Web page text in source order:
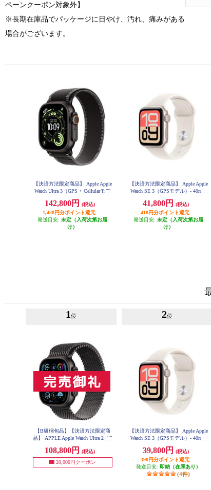
ペーンクーポン対象外】
※長期在庫品でパッケージに日やけ、汚れ、痛みがある
場合がございます。
【決済方法限定商品】 Apple Apple
Watch Ultra 3（GPS + Cellularモデ
ースとブラック/チャコールトレイ
ルループ - S/M MF1D4J-A
142,800円
(税込)
1,428円分ポイント還元
発送目安: 未定（入荷次第お届
け）
【決済方法限定商品】 Apple Apple
Watch SE 3（GPSモデル）- 40mm
とスターライトスポーツバンド -
M/L MEH54J-A
41,800円
(税込)
418円分ポイント還元
発送目安: 未定（入荷次第お届
け）
1 位
【B級梱包品】【決済方法限定商
品】 APPLE Apple Watch Ultra 2（G
ックチタニウムケースとブラック
チタニウムミラネーゼループ - L
MX5V3J-A
108,800円
(税込)
20,000円クーポン
2位
【決済方法限定商品】 Apple Apple
Watch SE 3（GPSモデル）- 40mm
とスターライトスポーツバンド -
S/M MEH34J-A
39,800円
(税込)
398円分ポイント還元
発送目安: 即納（在庫あり）
(4件)